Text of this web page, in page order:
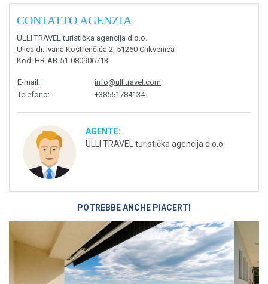
CONTATTO AGENZIA
ULLI TRAVEL turistička agencija d.o.o.
Ulica dr. Ivana Kostrenčića 2, 51260 Crikvenica
Kod : HR-AB-51-080906713
E-mail :
info@ullitravel.com
Telefono: +38551784134
AGENTE:
ULLI TRAVEL turistička agencija d.o.o.
POTREBBE ANCHE PIACERTI